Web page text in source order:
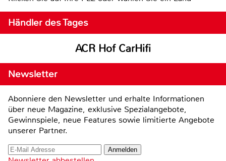
Händler des Tages
ACR Hof CarHifi
Newsletter
Abonniere den Newsletter und erhalte Informationen
über neue Magazine, exklusive Spezialangebote,
Gewinnspiele, neue Features sowie limitierte Angebote
unserer Partner.